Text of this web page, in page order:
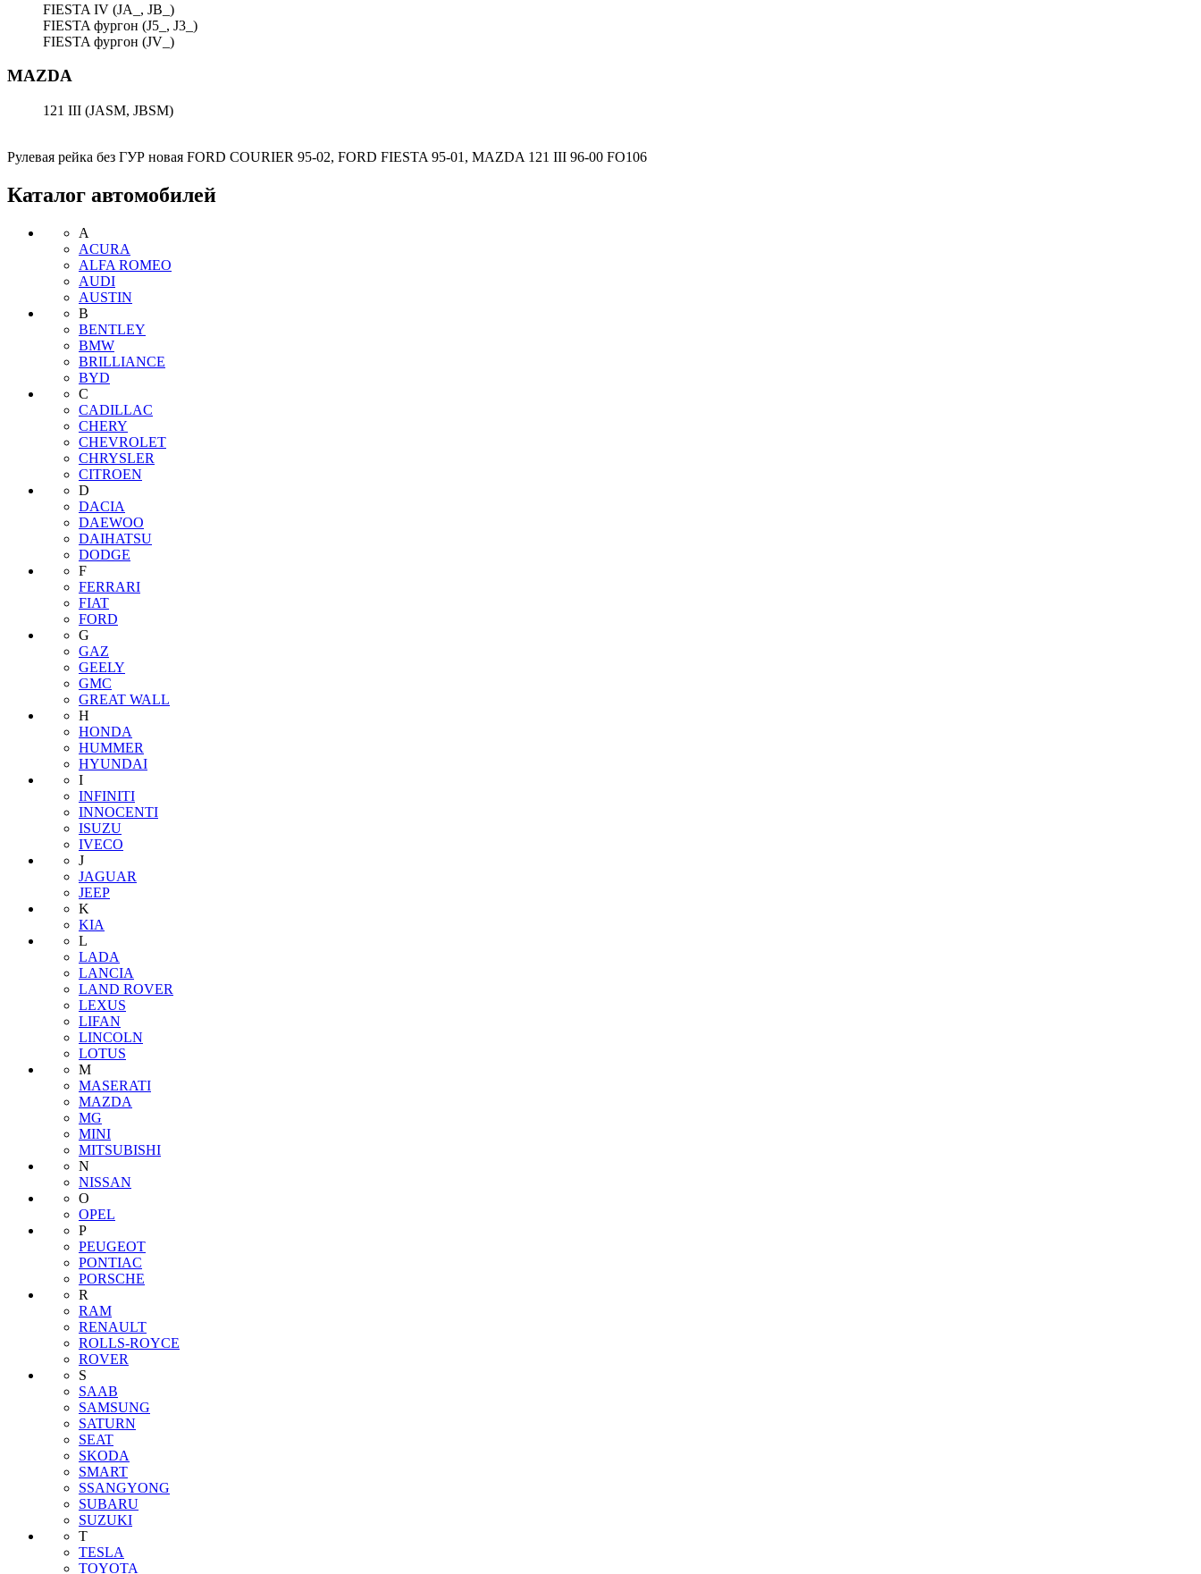
FIESTA IV (JA_, JB_)
FIESTA фургон (J5_, J3_)
FIESTA фургон (JV_)
MAZDA
121 III (JASM, JBSM)
Рулевая рейка без ГУР новая FORD COURIER 95-02, FORD FIESTA 95-01, MAZDA 121 III 96-00 FO106
Каталог автомобилей
A
ACURA
ALFA ROMEO
AUDI
AUSTIN
B
BENTLEY
BMW
BRILLIANCE
BYD
C
CADILLAC
CHERY
CHEVROLET
CHRYSLER
CITROEN
D
DACIA
DAEWOO
DAIHATSU
DODGE
F
FERRARI
FIAT
FORD
G
GAZ
GEELY
GMC
GREAT WALL
H
HONDA
HUMMER
HYUNDAI
I
INFINITI
INNOCENTI
ISUZU
IVECO
J
JAGUAR
JEEP
K
KIA
L
LADA
LANCIA
LAND ROVER
LEXUS
LIFAN
LINCOLN
LOTUS
M
MASERATI
MAZDA
MG
MINI
MITSUBISHI
N
NISSAN
O
OPEL
P
PEUGEOT
PONTIAC
PORSCHE
R
RAM
RENAULT
ROLLS-ROYCE
ROVER
S
SAAB
SAMSUNG
SATURN
SEAT
SKODA
SMART
SSANGYONG
SUBARU
SUZUKI
T
TESLA
TOYOTA